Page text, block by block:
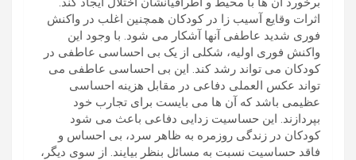
اثرات وقایع آسیب زا در کودکان همچنین اغلب در واکنش
فوری شدید عاطفی آنها آشکار می شود. با وجود این
واکنش فوری اولیه، شکلی از یک بی احساسی عاطفی در
کودکان می تواند رشد کند. این بی احساسی عاطفی می
تواند عکس العملی دفاعی در مقابل هزینه احساسی
عظیمی باشد که آن ها می بایست برای تجارب خود
بپردازند. این حساسیت زدایی دفاعی باعث می شود
کودکان در زندگی روزمره به ظاهر سرد، بی احساس و
فاقد حساسیت نسبت به مسائل بنظر بیایند. از سوی دیگر،